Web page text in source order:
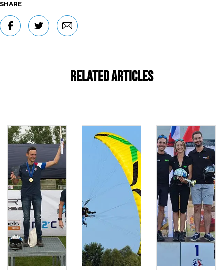
SHARE
Related Articles